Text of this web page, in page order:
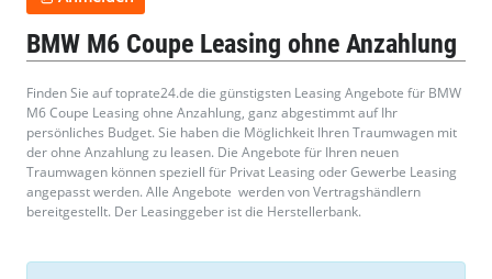
BMW M6 Coupe Leasing ohne Anzahlung
Finden Sie auf toprate24.de die günstigsten Leasing Angebote für BMW
M6 Coupe Leasing ohne Anzahlung, ganz abgestimmt auf Ihr
persönliches Budget. Sie haben die Möglichkeit Ihren Traumwagen mit
der ohne Anzahlung zu leasen. Die Angebote für Ihren neuen
Traumwagen können speziell für Privat Leasing oder Gewerbe Leasing
angepasst werden. Alle Angebote werden von Vertragshändlern
bereitgestellt. Der Leasinggeber ist die Herstellerbank.